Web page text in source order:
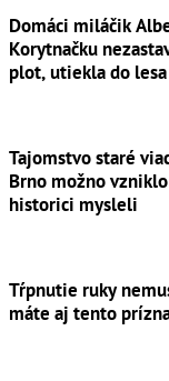
Domáci miláčik
Korytnačku
plot, utiekla do lesa
Tajomstvo staré
Brno možno
historici mysleli
Tŕpnutie ruky
máte aj tento